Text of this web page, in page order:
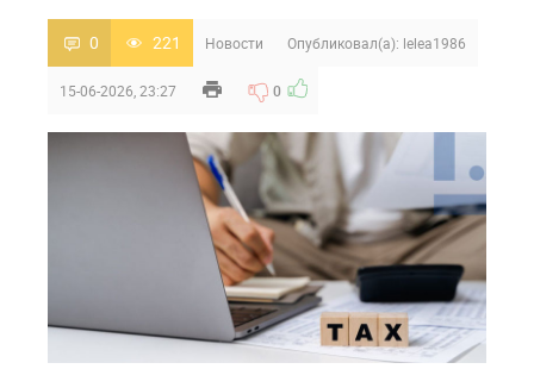
0 221 Новости Опубликовал(а): lelea1986
15-06-2026, 23:27 0